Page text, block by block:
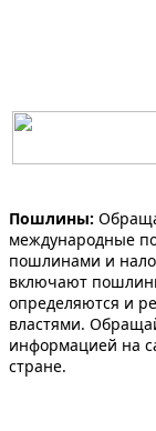
Пошлины:
международные
пошлинами и
включают
определяются и
властями.
информацией на
стране.